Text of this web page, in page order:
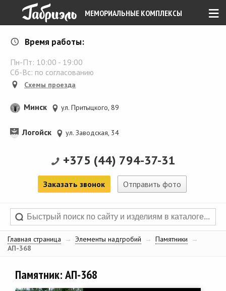
≡
МЕМОРИАЛЬНЫЕ КОМПЛЕКСЫ
Время работы:
Пн-Пт: 10:00 - 19:00
Сб-Вс: по согласованию
Схемы проезда
Минск ул. Притыцкого, 89
Логойск ул. Заводская, 34
+375 (44) 794-37-31
Заказать звонок Отправить фото
Главная страница → Элементы надгробий → Памятники
→
АП-368
Памятник: АП-368